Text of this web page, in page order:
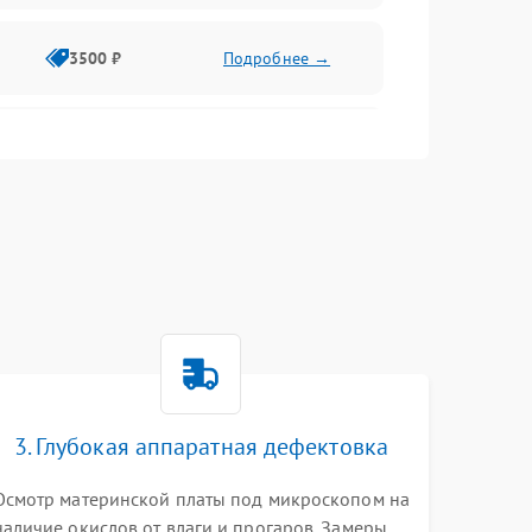
3500 ₽ Подробнее →
3000 ₽ Подробнее →
3. Глубокая аппаратная дефектовка
материнской платы под микроскопом на
окислов от влаги и прогаров. Замеры